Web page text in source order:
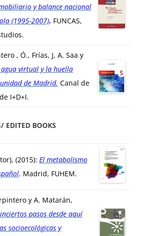
y balance nacional
(1995-2007). FUNCAS,
, Ó., Frías, J, A. Saa y
virtual y la huella
de Madrid. Canal de
I+D+I.
EDITED BOOKS
(2015): El metabolismo
. Madrid, FUHEM.
y A. Matarán,
pasos desde aquí
socioecológicas y